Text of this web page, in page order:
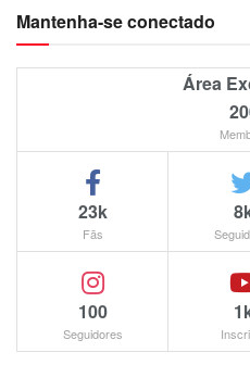
Mantenha-se conectado
Área
23k
Fãs
100
Seguidores